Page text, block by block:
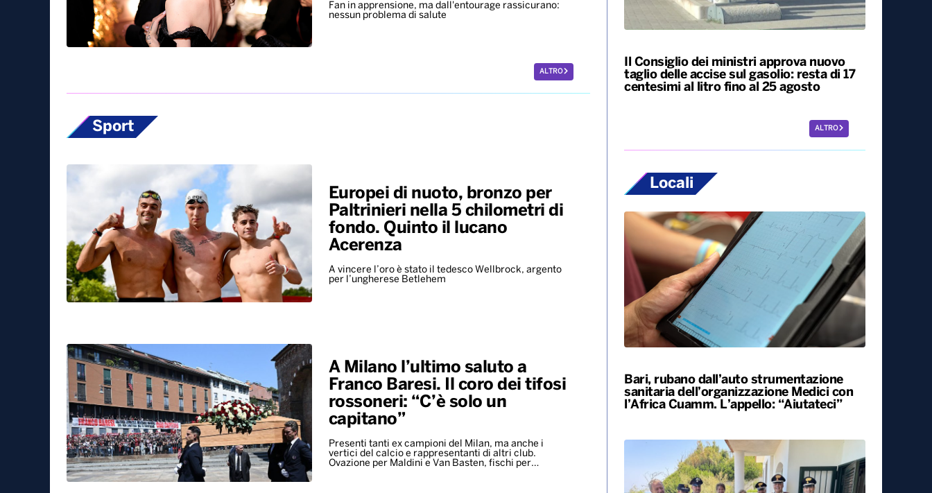
Fan in apprensione, ma dall'entourage rassicurano:
nessun problema di salute
ALTRO
Sport
Europei di nuoto, bronzo per
Paltrinieri nella 5 chilometri di
fondo. Quinto il lucano
Acerenza
A vincere l’oro è stato il tedesco Wellbrock, argento
per l’ungherese Betlehem
A Milano l’ultimo saluto a
Franco Baresi. Il coro dei tifosi
rossoneri: “C’è solo un
capitano”
Presenti tanti ex campioni del Milan, ma anche i
vertici del calcio e rappresentanti di altri club.
Ovazione per Maldini e Van Basten, fischi per…
Il Consiglio dei ministri approva nuovo
taglio delle accise sul gasolio: resta di 17
centesimi al litro fino al 25 agosto
ALTRO
Locali
Bari, rubano dall’auto strumentazione
sanitaria dell’organizzazione Medici con
l’Africa Cuamm. L’appello: “Aiutateci”